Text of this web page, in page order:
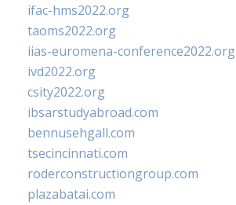
ifac-hms2022.org
taoms2022.org
iias-euromena-conference2022.org
ivd2022.org
csity2022.org
ibsarstudyabroad.com
bennusehgall.com
tsecincinnati.com
roderconstructiongroup.com
plazabatai.com